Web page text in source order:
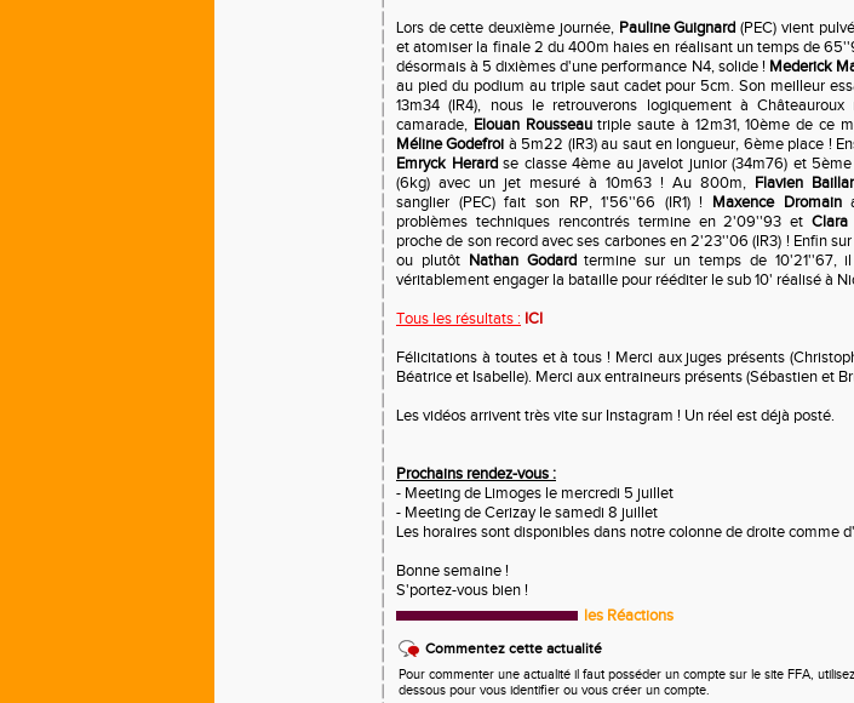
Lors de cette deuxième journée, Pauline Guignard (PEC) vient
et atomiser la finale 2 du 400m haies en réalisant un temps de
désormais à 5 dixièmes d'une performance N4, solide ! Mederick
au pied du podium au triple saut cadet pour 5cm. Son meilleur
13m34 (IR4), nous le retrouverons logiquement à
camarade, Elouan Rousseautriple saute à 12m31, 10ème de ce
Méline Godefroi à 5m22 (IR3) au saut en longueur, 6ème place !
Emryck Herardse classe 4ème au javelot junior (34m76) et
(6kg) avec un jet mesuré à 10m63 ! Au 800m, Flavien
sanglier (PEC) fait son RP, 1'56''66 (IR1) ! Maxence Dromain
problèmes techniques rencontrés termine en 2'09''93 et
proche de son record avec ses carbones en 2'23''06 (IR3) ! Enfin
ou plutôt Nathan Godardtermine sur un temps de 10'21''67,
véritablement engager la bataille pour rééditer le sub 10' réalisé à
Tous les résultats : ICI
Félicitations à toutes et à tous ! Merci aux juges présents
Béatrice et Isabelle). Merci aux entraineurs présents (Sébastien et
Les vidéos arrivent très vite sur Instagram ! Un réel est déjà posté.
Prochains rendez-vous :
- Meeting de Limoges le mercredi 5 juillet
- Meeting de Cerizay le samedi 8 juillet
Les horaires sont disponibles dans notre colonne de droite comme
Bonne semaine !
S'portez-vous bien !
les Réactions
Commentez cette actualité
Pour commenter une actualité il faut posséder un compte sur le site FFA,
dessous pour vous identifier ou vous créer un compte.